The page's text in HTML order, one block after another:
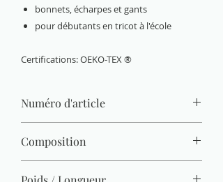
bonnets, écharpes et gants
pour débutants en tricot à l'école
Certifications: OEKO-TEX ®
Numéro d'article
Composition